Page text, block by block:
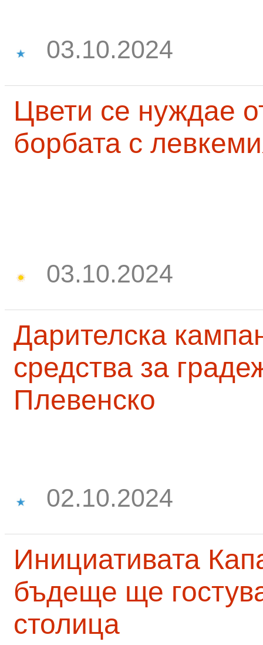
03.10.2024
Цвети се нуждае
борбата с
03.10.2024
Дарителска
средства за
Плевенско
02.10.2024
Инициативата
бъдеще ще
столица